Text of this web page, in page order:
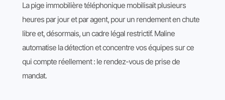
La pige immobilière téléphonique mobilisait plusieurs
heures par jour et par agent, pour un rendement en chute
libre et, désormais, un cadre légal restrictif. Maline
automatise la détection et concentre vos équipes sur ce
qui compte réellement : le rendez-vous de prise de
mandat.